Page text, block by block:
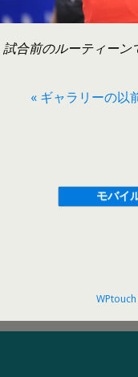
試合前のルーティーン
« ギャラリーの以
モバイ